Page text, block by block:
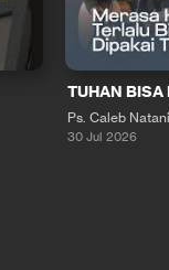
TUHAN BISA
Ps. Caleb
30 Jul 2026